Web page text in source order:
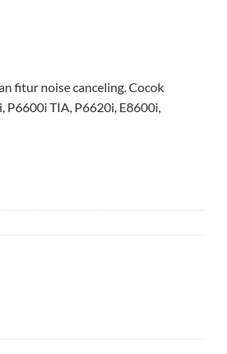
fitur noise canceling. Cocok
TIA, P6620i, E8600i,